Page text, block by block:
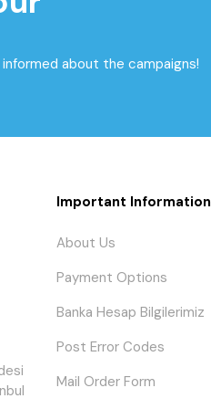
about the campaigns!
Important Information
About Us
Payment Options
Banka Hesap Bilgilerimiz
Post Error Codes
Mail Order Form